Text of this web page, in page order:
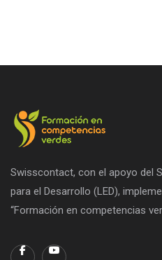
Swisscontact, con el apoyo del
para el Desarrollo (LED),
“Formación en competencias